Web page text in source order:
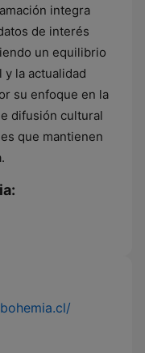
integra
de interés
un equilibrio
la actualidad
su enfoque en la
difusión cultural
que mantienen